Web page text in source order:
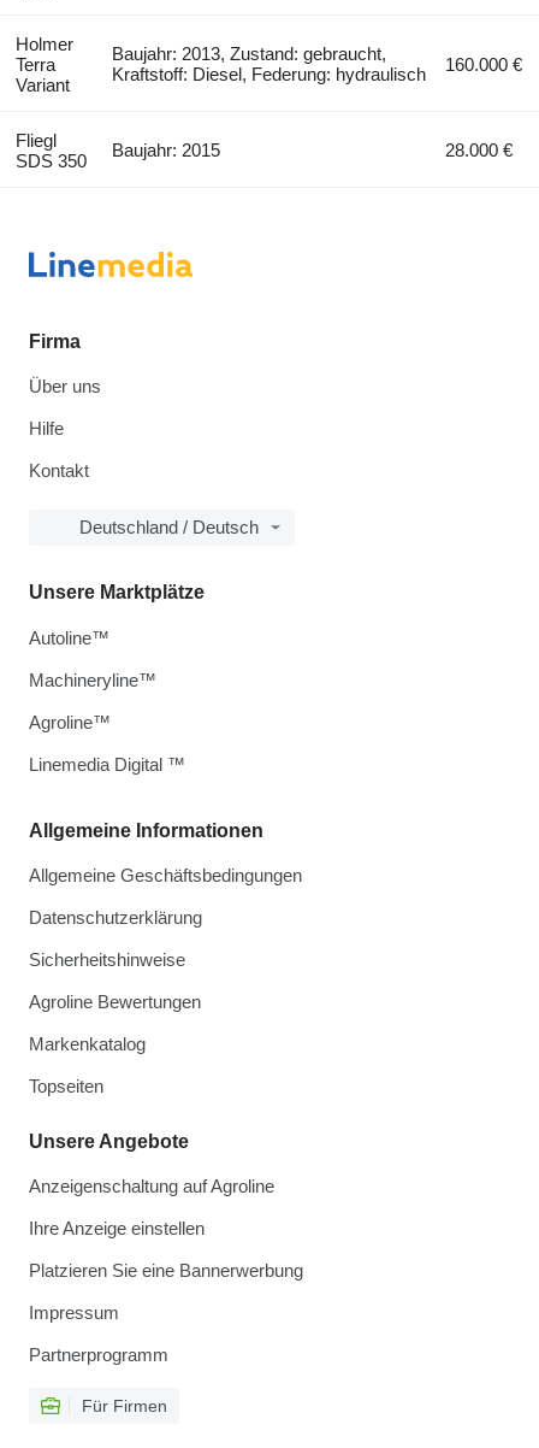
Holmer
Terra
Variant
Baujahr: 2013, Zustand: gebraucht,
Kraftstoff: Diesel, Federung: hydraulisch
160.000 €
Fliegl
SDS 350
Baujahr: 2015 28.000 €
Firma
Über uns
Hilfe
Kontakt
Deutschland / Deutsch
Allgemeine Informationen
Allgemeine Geschäftsbedingungen
Datenschutzerklärung
Sicherheitshinweise
Agroline Bewertungen
Markenkatalog
Topseiten
Unsere Angebote
Anzeigenschaltung auf Agroline
Ihre Anzeige einstellen
Platzieren Sie eine Bannerwerbung
Impressum
Partnerprogramm
Für Firmen
Unsere Marktplätze
Autoline™
Machineryline™
Agroline™
Linemedia Digital ™